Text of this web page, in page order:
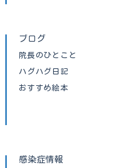
ブログ
院長のひとこと
ハグハグ日記
おすすめ絵本
感染症情報